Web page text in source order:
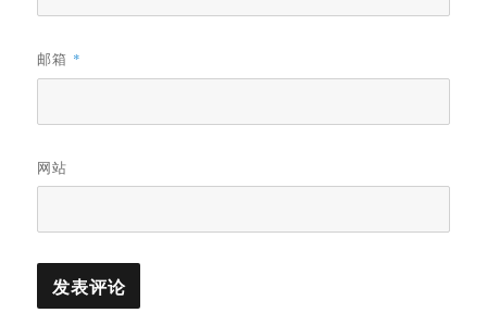
邮箱 *
网站